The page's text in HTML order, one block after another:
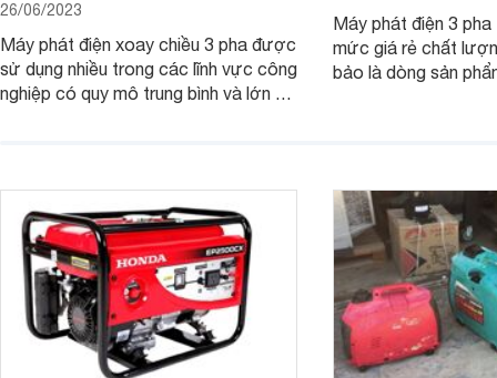
26/06/2023
Máy phát điện xoay chiều 3 pha được
sử dụng nhiều trong các lĩnh vực công
nghiệp có quy mô trung bình và lớn để
Máy phát điện 3
mức giá rẻ chất
bảo là dòng sản